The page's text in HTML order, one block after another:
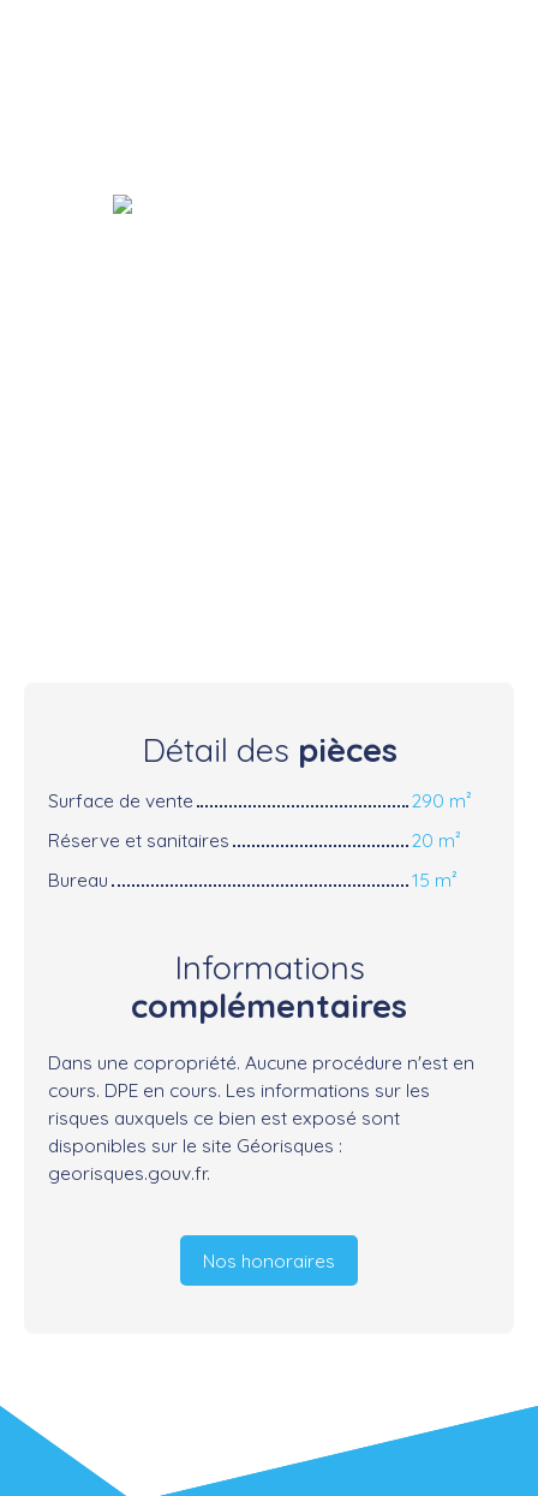
Détail des pièces
Surface de vente
290 m²
Réserve et sanitaires
20 m²
Bureau
15 m²
Informations
complémentaires
Dans une copropriété. Aucune procédure n'est en
cours. DPE en cours. Les informations sur les
risques auxquels ce bien est exposé sont
disponibles sur le site Géorisques :
georisques.gouv.fr.
Nos honoraires